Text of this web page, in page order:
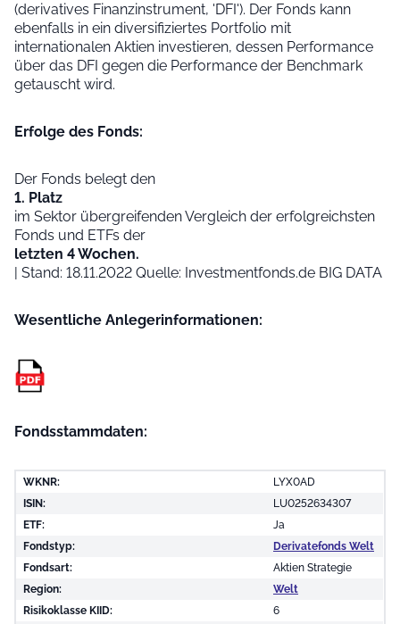
(derivatives Finanzinstrument, 'DFI'). Der Fonds kann
ebenfalls in ein diversifiziertes Portfolio mit
internationalen Aktien investieren, dessen Performance
über das DFI gegen die Performance der Benchmark
getauscht wird.
Erfolge des Fonds:
Der Fonds belegt den
1. Platz
im Sektor übergreifenden Vergleich der erfolgreichsten
Fonds und ETFs der
letzten 4 Wochen.
| Stand: 18.11.2022 Quelle: Investmentfonds.de BIG DATA
Wesentliche Anleger­informationen:
Fondsstammdaten:
WKNR:
LYX0AD
ISIN:
LU0252634307
ETF:
Ja
Fondstyp:
Derivatefonds Welt
Fondsart:
Aktien Strategie
Region:
Welt
Risikoklasse KIID:
6